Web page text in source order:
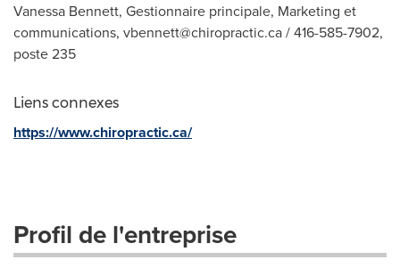
Vanessa Bennett, Gestionnaire principale, Marketing et
communications, vbennett@chiropractic.ca/ 416-585-7902,
poste 235
Liens connexes
https://www.chiropractic.ca/
Profil de l'entreprise